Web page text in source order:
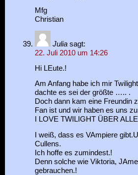
Mfg
Christian
Julia sagt:
22. Juli 2010 um 14:26
Hi LEute.!
Am Anfang habe ich mir
dachte es sei der größte ….. .
Doch dann kam eine Freundin
Fan ist und wir haben es uns
I LOVE TWILIGHT ÜBER
I weiß, dass es VAmpiere
Cullens.
Ich hoffe es zumindest.!
Denn solche wie Viktoria,
gebrauchen.!